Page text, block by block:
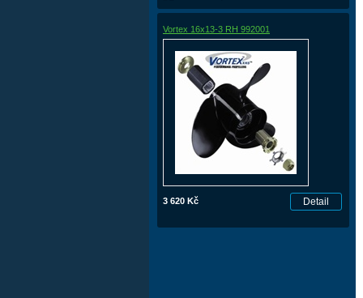
Vortex 16x13-3 RH 992001
3 620 Kč